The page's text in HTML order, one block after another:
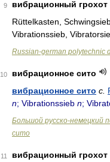
9
вибрационный грохот
Rüttelkasten,
Vibrationssieb,
Russian-german polytechnic
10
вибрационное сито
вибрационное сито с.
n; Vibrationssieb n;
Большой русско-немецкий
сито
11
вибрационный грохот